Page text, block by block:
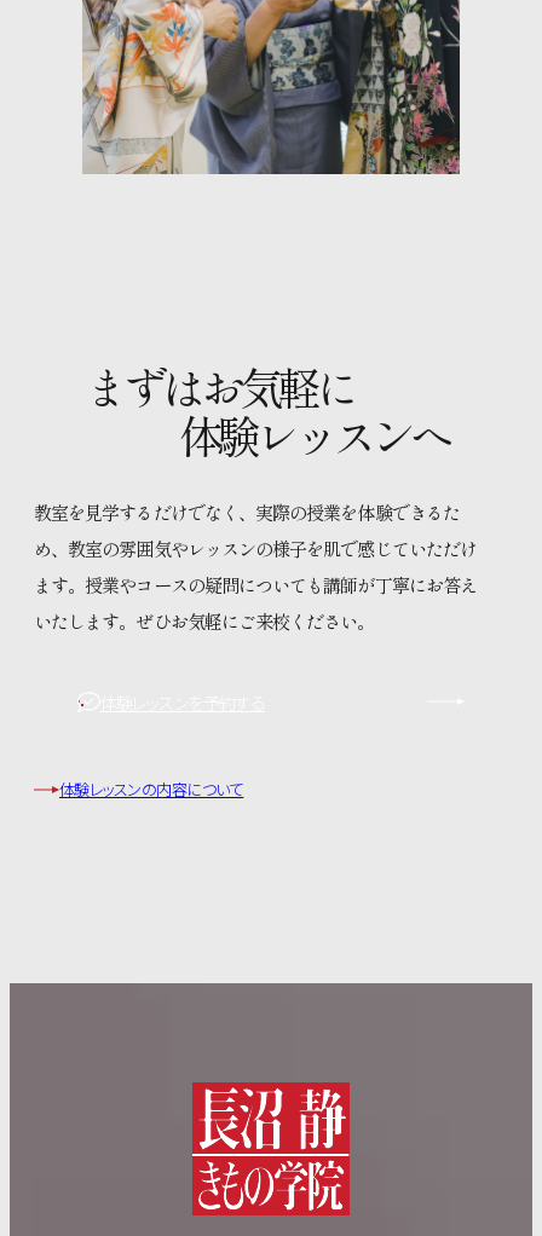
まずはお気軽に
体験レッスンへ
教室を見学するだけでなく、実際の授業を体験できるた
め、教室の雰囲気やレッスンの様子を肌で感じていただけ
ます。授業やコースの疑問についても講師が丁寧にお答え
いたします。ぜひお気軽にご来校ください。
体験レッスンの内容について